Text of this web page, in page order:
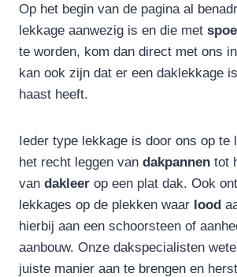
Op het begin van de pagina al
lekkage aanwezig is en die met
te worden, kom dan direct met ons
kan ook zijn dat er een daklekkage
haast heeft.
Ieder type lekkage is door ons op te
het recht leggen van dakpannen tot
van dakleer op een plat dak. Ook
lekkages op de plekken waar lood
hierbij aan een schoorsteen of
aanbouw. Onze dakspecialisten
juiste manier aan te brengen en